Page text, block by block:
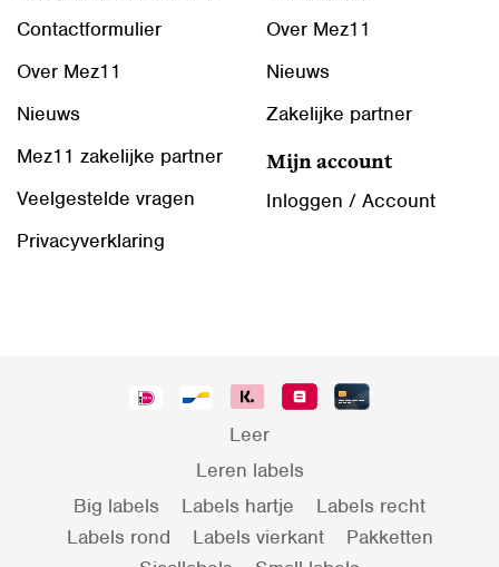
Contactformulier
Over Mez11
Nieuws
Mez11 zakelijke partner
Veelgestelde vragen
Privacyverklaring
Over Mez11
Nieuws
Zakelijke partner
Mijn account
Inloggen / Account
Leer
Leren labels
Big labels
Labels hartje
Labels recht
Labels rond
Labels vierkant
Pakketten